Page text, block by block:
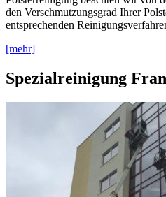
den Verschmutzungsgrad Ihrer
entsprechenden
[mehr]
Spezialreinigung